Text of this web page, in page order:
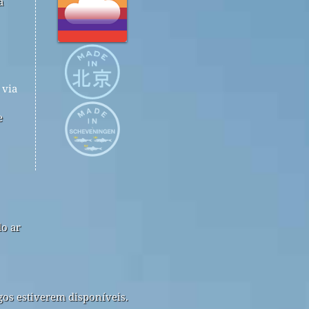
via
ar
estiverem disponíveis.